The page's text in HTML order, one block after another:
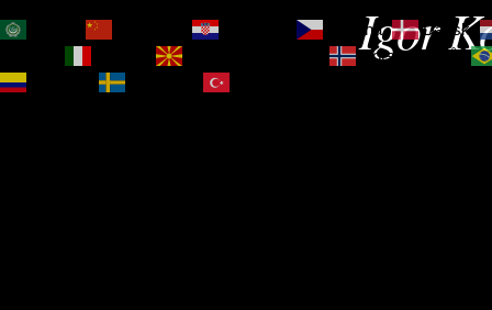
Igor
Čeština‎
Dansk
Norsk bokmål